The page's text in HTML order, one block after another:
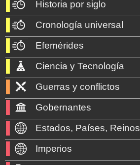
Historia por siglo
Cronología universal
Efemérides
Ciencia y Tecnología
Guerras y conflictos
Gobernantes
Estados, Países, Reinos
Imperios